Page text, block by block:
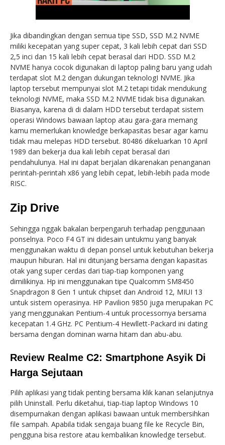
Jika dibandingkan dengan semua tipe SSD, SSD M.2 NVME
miliki kecepatan yang super cepat, 3 kali lebih cepat dari SSD
2,5 inci dan 15 kali lebih cepat berasal dari HDD. SSD M.2
NVME hanya cocok digunakan di laptop paling baru yang udah
terdapat slot M.2 dengan dukungan teknologI NVME. Jika
laptop tersebut mempunyai slot M.2 tetapi tidak mendukung
teknologi NVME, maka SSD M.2 NVME tidak bisa digunakan.
Biasanya, karena di di dalam HDD tersebut terdapat sistem
operasi Windows bawaan laptop atau gara-gara memang
kamu memerlukan knowledge berkapasitas besar agar kamu
tidak mau melepas HDD tersebut. 80486 dikeluarkan 10 April
1989 dan bekerja dua kali lebih cepat berasal dari
pendahulunya. Hal ini dapat berjalan dikarenakan penanganan
perintah-perintah x86 yang lebih cepat, lebih-lebih pada mode
RISC.
Zip Drive
Sehingga nggak bakalan berpengaruh terhadap penggunaan
ponselnya. Poco F4 GT ini didesain untukmu yang banyak
menggunakan waktu di depan ponsel untuk kebutuhan bekerja
maupun hiburan. Hal ini ditunjang bersama dengan kapasitas
otak yang super cerdas dari tiap-tiap komponen yang
dimilikinya. Hp ini menggunakan tipe Qualcomm SM8450
Snapdragon 8 Gen 1 untuk chipset dan Android 12, MIUI 13
untuk sistem operasinya. HP Pavilion 9850 juga merupakan PC
yang menggunakan Pentium-4 untuk processornya bersama
kecepatan 1.4 GHz. PC Pentium-4 Hewllett-Packard ini dating
bersama dengan dominan warna hitam dan abu-abu.
Review Realme C2: Smartphone Asyik Di
Harga Sejutaan
Pilih aplikasi yang tidak penting bersama klik kanan selanjutnya
pilih Uninstall. Perlu diketahui, tiap-tiap laptop Windows 10
disempurnakan dengan aplikasi bawaan untuk membersihkan
file sampah. Apabila tidak sengaja buang file ke Recycle Bin,
pengguna bisa restore atau kembalikan knowledge tersebut.